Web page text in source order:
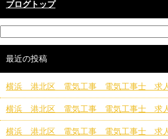
ブログトップ
最近の投稿
横浜 港北区 電気工事 電気工事士 求
横浜 港北区 電気工事 電気工事士 求
横浜 港北区 電気工事 電気工事士 求